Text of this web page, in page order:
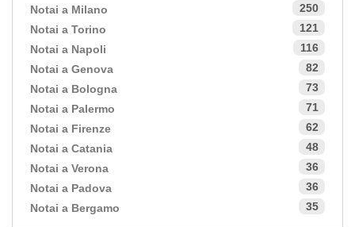
Notai a Milano
250
Notai a Torino
121
Notai a Napoli
116
Notai a Genova
82
Notai a Bologna
73
Notai a Palermo
71
Notai a Firenze
62
Notai a Catania
48
Notai a Verona
36
Notai a Padova
36
Notai a Bergamo
35